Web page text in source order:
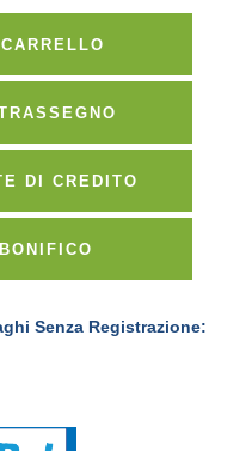
DI CREDITO
Senza Registrazione: